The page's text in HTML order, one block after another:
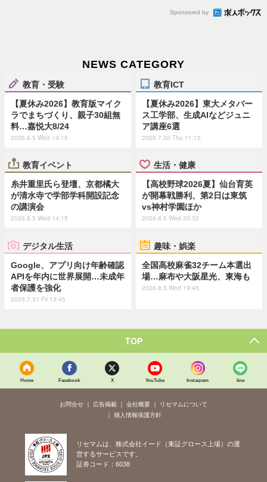
Sponsored by
NEWS CATEGORY
教育・受験
【夏休み2026】教育版マイク
ラでまちづくり、親子30組無
料…嘉悦大8/24
2026.8.5 Wed 19:15
教育ICT
【夏休み2026】東大メタバー
ス工学部、生成AIなどジュニ
ア講座6選
2026.7.30 Thu 11:15
教育イベント
糸井重里氏ら登壇、京都橘大
が清水寺で学部学科開設記念
の講演会
2026.8.5 Wed 14:15
生活・健康
【高校野球2026夏】仙台育英
が開幕戦勝利、第2日は東筑
vs神村学園ほか
2026.8.5 Wed 20:32
デジタル生活
Google、アプリ向け年齢確認
APIを年内に世界展開…未成年
者保護を強化
2026.7.31 Fri 13:45
趣味・娯楽
全国高校麻雀32チーム本選出
場…麻布や大阪星光、東海も
2026.8.5 Wed 19:45
TOP
Home Facebook X YouTube Instagram line
お問合せ 広告掲載 会社概要
リセマムについて
個人情報保護方針
リセマムは、株式会社イード（東証グロース上場）の運
営するサービスです。
証券コード：6038